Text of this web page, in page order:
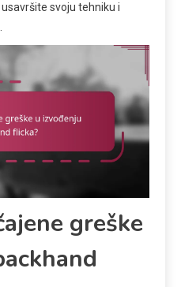
svoju tehniku i
greške